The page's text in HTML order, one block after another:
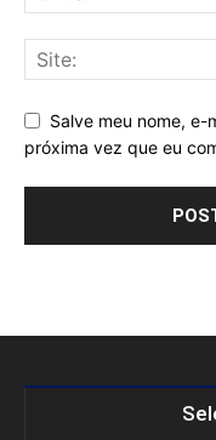
Salve meu nome,
próxima vez que eu